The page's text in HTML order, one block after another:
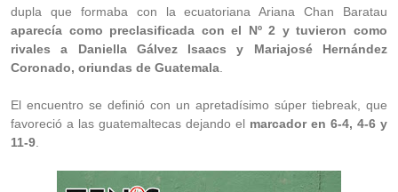
dupla que formaba con la ecuatoriana Ariana Chan Baratau
aparecía como preclasificada con el Nº 2 y tuvieron como
rivales a Daniella Gálvez Isaacs y Mariajosé Hernández
Coronado, oriundas de Guatemala
El encuentro se definió con un apretadísimo súper tiebreak, que
favoreció a las guatemaltecas dejando el marcador en 6-4, 4-6 y
11-9